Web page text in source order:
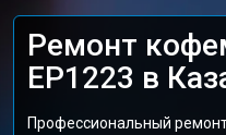
Ремонт
EP1223 в
Профессиональный